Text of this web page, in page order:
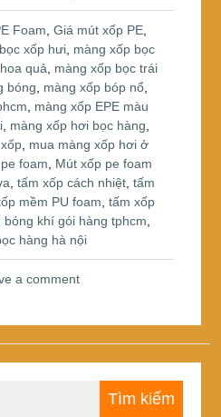
st
Foam,Giá mút xốp PE,
xốp hưi, màng xốp bọc
quả, màng xốp bọc trái
bóng, màng xốp bóp nổ,
, màng xốp EPE màu
, màng xốp hơi bọc hàng,
, mua màng xốp hơi ở
foam, Mút xốp pe foam
,tấm xốp cách nhiệt,tấm
mềm PU foam,tấm xốp
bóng khí gói hàng tphcm,
hàng hà nội
a comment